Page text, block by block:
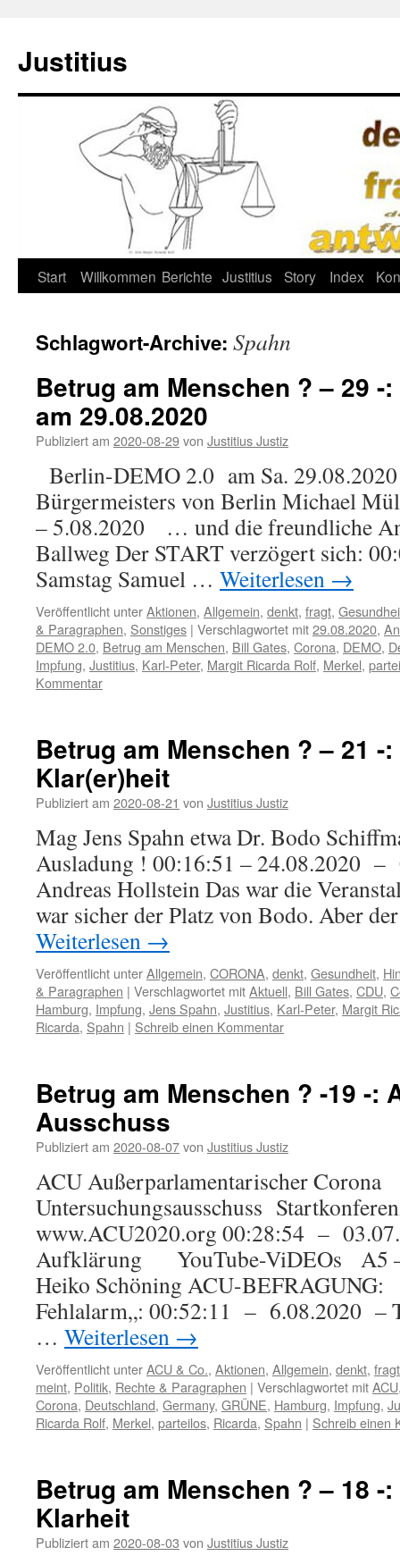
Justitius
Zum
springen
Start Willkommen Berichte Justitius Story Index
Schlagwort-Archive: Spahn
Betrug am Menschen ? – 29 -
am 29.08.2020
Publiziert am 2020-08-29von Justitius Justiz
Berlin-DEMO 2.0 am Sa.
Bürgermeisters von Berlin Michael
– 5.08.2020 … und die freundliche
Ballweg Der START verzögert sich:
Samstag Samuel … Weiterlesen →
Veröffentlicht unterAktionen, Allgemein, denkt, fragt,
& Paragraphen, Sonstiges | Verschlagwortet mit29.08.2020,
DEMO 2.0, Betrug am Menschen, Bill Gates, Corona, DEMO,
Impfung, Justitius, Karl-Peter, Margit Ricarda Rolf, Merkel,
Kommentar
Betrug am Menschen ? – 21 -
Klar(er)heit
Publiziert am 2020-08-21 von Justitius Justiz
Mag Jens Spahn etwa Dr. Bodo
Ausladung ! 00:16:51 – 24.08.2020
Andreas Hollstein Das war die
war sicher der Platz von Bodo. Aber
Weiterlesen →
Veröffentlicht unterAllgemein, CORONA, denkt, Gesundheit,
& Paragraphen | Verschlagwortet mitAktuell, Bill Gates, CDU,
Hamburg, Impfung, Jens Spahn, Justitius, Karl-Peter, Margit
Ricarda, Spahn | Schreib einen Kommentar
Betrug am Menschen ? -19 -:
Ausschuss
Publiziert am 2020-08-07von Justitius Justiz
ACU Außerparlamentarischer Corona
Untersuchungsausschuss
www.ACU2020.org 00:28:54 –
Aufklärung YouTube-ViDEOs A5
Heiko Schöning ACU-BEFRAGUNG:
Fehlalarm„: 00:52:11 – 6.08.2020 –
… Weiterlesen →
Veröffentlicht unterACU & Co., Aktionen, Allgemein, denkt, fragt
meint, Politik, Rechte & Paragraphen | Verschlagwortet mitACU
Corona, Deutschland, Germany, GRÜNE, Hamburg, Impfung,
Ricarda Rolf, Merkel, parteilos, Ricarda, Spahn | Schreib einen
Betrug am Menschen ? – 18 -
Klarheit
Publiziert am 2020-08-03 von Justitius Justiz